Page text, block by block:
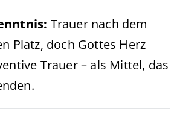
Trauer nach dem
Platz, doch Gottes Herz
Trauer – als Mittel, das